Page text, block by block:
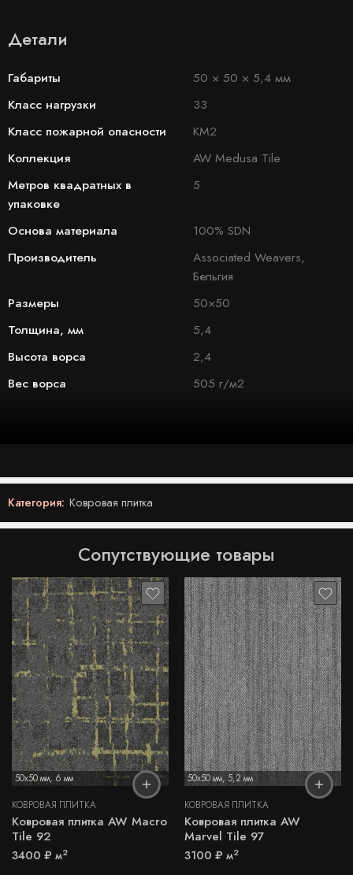
Детали
Габариты
50 × 50 × 5,4 мм
Класс нагрузки
33
Класс пожарной опасности
КМ2
Коллекция
AW Medusa Tile
Метров квадратных в
упаковке
5
Основа материала
100% SDN
Производитель
Associated Weavers,
Бельгия
Размеры
50×50
Толщина, мм
5,4
Высота ворса
2,4
Вес ворса
505 г/м2
Категория: Ковровая плитка
Сопутствующие товары
50x50 мм, 6 мм
КОВРОВАЯ ПЛИТКА
Ковровая плитка AW Macro
Tile 92
3400 ₽ м2
50x50 мм,5,2 мм
КОВРОВАЯ ПЛИТКА
Ковровая плитка AW
Marvel Tile 97
3100 ₽ м2